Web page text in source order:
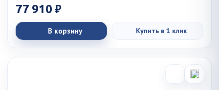
77 910 ₽
В корзину Купить в 1 клик